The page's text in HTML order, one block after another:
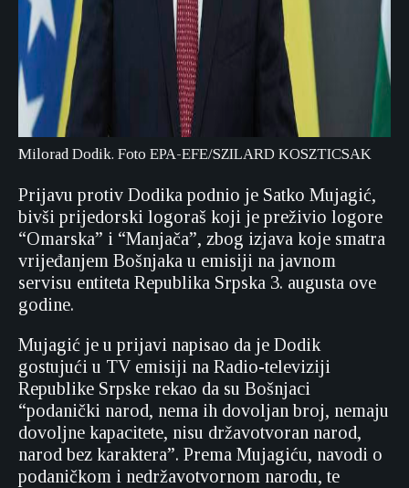
Milorad Dodik. Foto EPA-EFE/SZILARD KOSZTICSAK
Prijavu protiv Dodika podnio je Satko Mujagić,
bivši prijedorski logoraš koji je preživio logore
“Omarska” i “Manjača”, zbog izjava koje smatra
vrijeđanjem Bošnjaka u emisiji na javnom
servisu entiteta Republika Srpska 3. augusta ove
godine.
Mujagić je u prijavi napisao da je Dodik
gostujući u TV emisiji na Radio-televiziji
Republike Srpske rekao da su Bošnjaci
“podanički narod, nema ih dovoljan broj, nemaju
dovoljne kapacitete, nisu državotvoran narod,
narod bez karaktera”. Prema Mujagiću, navodi o
podaničkom i nedržavotvornom narodu, te